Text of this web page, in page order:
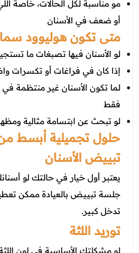
مو مناسبة لكل الحالات، خاصة
أو ضعف في الأسنان
متى تكون هوليوود
لو الأسنان فيها تصبغات ما
إذا كان في فراغات أو تكسرات
لما تكون الأسنان غير منتظمة
فقط
لو تبحث عن ابتسامة مثالية
حلول تجميلية أبسط
تبييض الأسنان
يعتبر أول خيار في حالتك لو
جلسة تبييض بالعيادة ممكن
تدخل كبير.
توريد اللثة
لو مشكلتك الأساسية في لون